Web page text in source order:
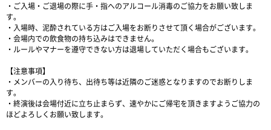
・ご入場・ご退場の際に手・指へのアルコール消毒のご協力をお願い致しま
す。
・入場時、泥酔されている方はご入場をお断りさせて頂く場合がございます。
・会場内での飲食物の持ち込みはできません。
・ルールやマナーを遵守できない方は退場していただく場合もございます。
【注意事項】
・メンバーの入り待ち、出待ち等は近隣のご迷惑となりますのでお断りしま
す。
・終演後は会場付近に立ち止まらず、速やかにご帰宅を頂きますようご協力の
ほどよろしくお願い致します。